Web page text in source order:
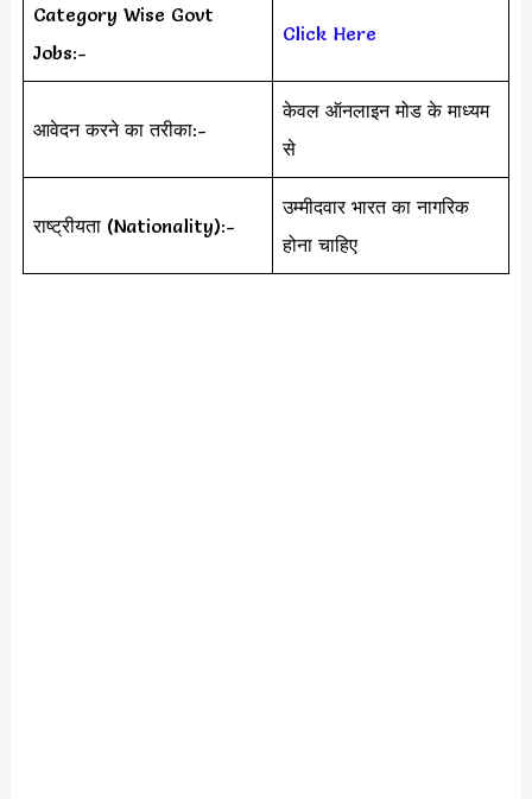
Category Wise Govt
Jobs:-
Click Here
आवेदन करने का तरीका:-
केवल ऑनलाइन मोड के माध्यम
से
राष्ट्रीयता (Nationality):-
उम्मीदवार भारत का नागरिक
होना चाहिए